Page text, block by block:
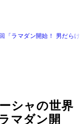
「ラマダン開始！ 男だら
シャの世界
マダン開